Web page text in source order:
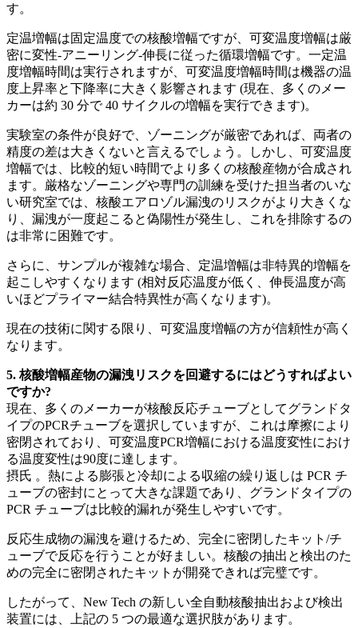
す。
定温増幅は固定温度での核酸増幅ですが、可変温度増幅は厳
密に変性-アニーリング-伸長に従った循環増幅です。一定温
度増幅時間は実行されますが、可変温度増幅時間は機器の温
度上昇率と下降率に大きく影響されます (現在、多くのメー
カーは約 30 分で 40 サイクルの増幅を実行できます)。
実験室の条件が良好で、ゾーニングが厳密であれば、両者の
精度の差は大きくないと言えるでしょう。しかし、可変温度
増幅では、比較的短い時間でより多くの核酸産物が合成され
ます。厳格なゾーニングや専門の訓練を受けた担当者のいな
い研究室では、核酸エアロゾル漏洩のリスクがより大きくな
り、漏洩が一度起こると偽陽性が発生し、これを排除するの
は非常に困難です。
さらに、サンプルが複雑な場合、定温増幅は非特異的増幅を
起こしやすくなります (相対反応温度が低く、伸長温度が高
いほどプライマー結合特異性が高くなります)。
現在の技術に関する限り、可変温度増幅の方が信頼性が高く
なります。
5. 核酸増幅産物の漏洩リスクを回避するにはどうすればよい
ですか?
現在、多くのメーカーが核酸反応チューブとしてグランドタ
イプのPCRチューブを選択していますが、これは摩擦により
密閉されており、可変温度PCR増幅における温度変性におけ
る温度変性は90度に達します。
摂氏 。熱による膨張と冷却による収縮の繰り返しは PCR チ
ューブの密封にとって大きな課題であり、グランドタイプの
PCR チューブは比較的漏れが発生しやすいです。
反応生成物の漏洩を避けるため、完全に密閉したキット/チ
ューブで反応を行うことが好ましい。核酸の抽出と検出のた
めの完全に密閉されたキットが開発できれば完璧です。
したがって、New Tech の新しい全自動核酸抽出および検出
装置には、上記の 5 つの最適な選択肢があります。